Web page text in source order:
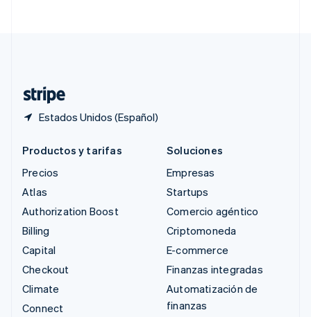
Estados Unidos (Español)
Productos y tarifas
Precios
Atlas
Authorization Boost
Billing
Capital
Checkout
Climate
Connect
Soluciones
Empresas
Startups
Comercio agéntico
Criptomoneda
E-commerce
Finanzas integradas
Automatización de
finanzas